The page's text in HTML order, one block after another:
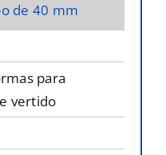
de 40 mm
vertido